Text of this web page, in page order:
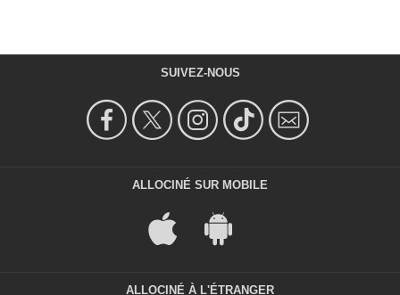
SUIVEZ-NOUS
ALLOCINÉ SUR MOBILE
ALLOCINÉ À L'ÉTRANGER